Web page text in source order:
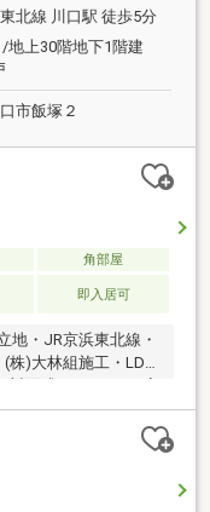
ホーム購入は、一
す。 専門的な知識
り」や「心の通う対
ます。 お気軽にお
北線 川口駅 徒歩5分
地上30階地下1階建
市飯塚２
角部屋
即入居可
地・JR京浜東北線・
株)大林組施工・LDK
下に収納スペースを
有・24時間ゴミ出し
育可(細則有)▼2026
キッチン、浴室、
ローリング、クロス